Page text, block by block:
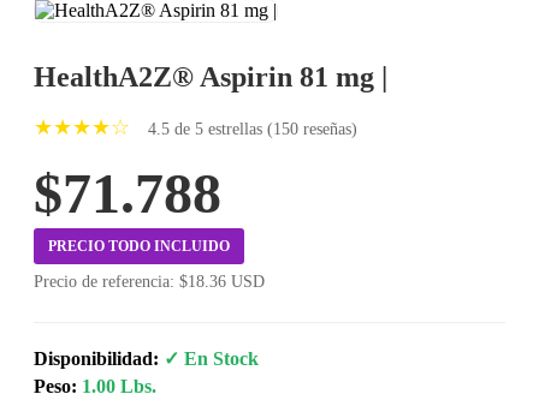
HealthA2Z® Aspirin 81 mg |
★★★★☆ 4.5 de 5 estrellas (150 reseñas)
$71.788
PRECIO TODO INCLUIDO
Precio de referencia: $18.36 USD
Disponibilidad: ✓ En Stock
Peso: 1.00 Lbs.